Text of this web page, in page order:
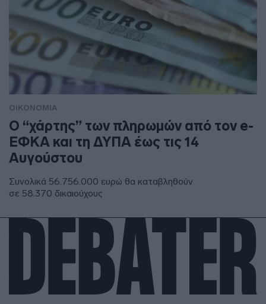
ΟΙΚΟΝΟΜΙΑ
Ο “χάρτης” των πληρωμών από τον e-
ΕΦΚΑ και τη ΔΥΠΑ έως τις 14
Αυγούστου
Συνολικά 56.756.000 ευρώ θα καταβληθούν
σε 58.370 δικαιούχους